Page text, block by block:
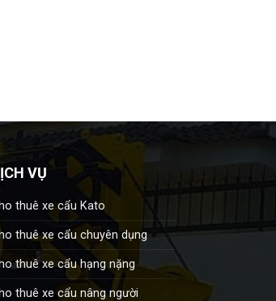
VỤ
thuê xe cẩu Kato
thuê xe cẩu chuyên dụng
thuê xe cẩu hạng nặng
thuê xe cẩu nâng người